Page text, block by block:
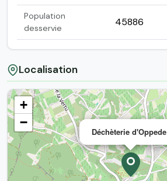
Population
desservie
45886
Localisation
Déchèterie d'Oppede
+
−